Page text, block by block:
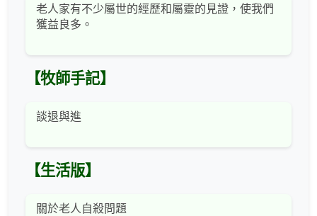
老人家有不少屬世的經歷和屬靈的見證，使我們
獲益良多。
【牧師手記】
談退與進
【生活版】
關於老人自殺問題